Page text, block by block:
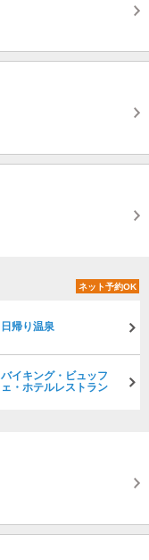
ネット予約OK
日帰り温泉
バイキング・ビュッフ
ェ・ホテルレストラン